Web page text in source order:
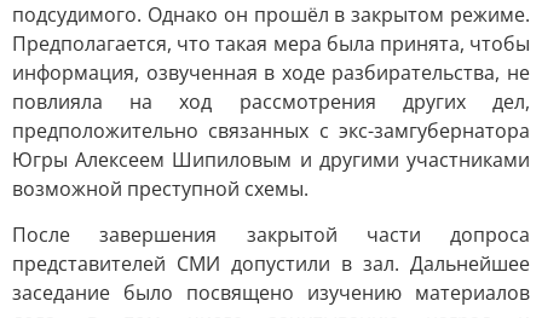
подсудимого. Однако он прошёл в закрытом режиме.
Предполагается, что такая мера была принята, чтобы
информация, озвученная в ходе разбирательства, не
повлияла на ход рассмотрения других дел,
предположительно связанных с экс-замгубернатора
Югры Алексеем Шипиловым и другими участниками
возможной преступной схемы.
После завершения закрытой части допроса
представителей СМИ допустили в зал. Дальнейшее
заседание было посвящено изучению материалов